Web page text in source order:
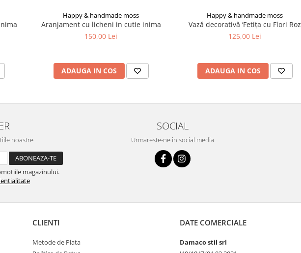
Happy & handmade moss
Aranjament cu licheni in cutie inima
150,00 Lei
ADAUGA IN COS
Happy & handmade moss
Vază decorativă ‘Fetița cu Flori Roz
125,00 Lei
ADAUGA IN COS
noastre
magazinului.
SOCIAL
Urmareste-ne in social media
CLIENTI
Metode de Plata
DATE COMERCIALE
Damaco stil srl